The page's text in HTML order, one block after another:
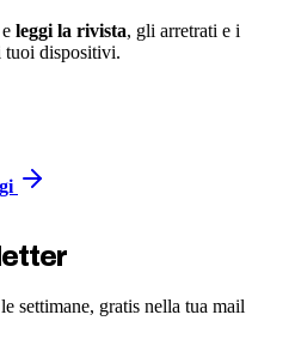
e leggi la rivista, gli arretrati e i
tuoi dispositivi.
settimane, gratis nella tua mail